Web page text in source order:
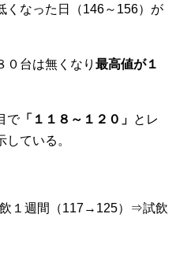
くなった日（146～156）が
０台は無くなり 最高値が１
で「１１８～１２０」 とレ
ている。
１週間（117→125）⇒試飲